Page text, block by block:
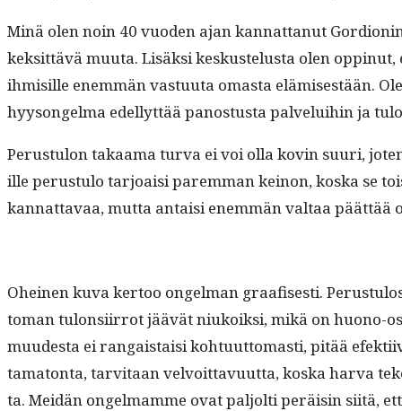
Minä olen noin 40 vuo­den ajan kan­nat­tanut
kek­sit­tävä muu­ta. Lisäk­si keskustelus­ta olen
ihmisille enem­män vas­tu­u­ta omas­ta elämis­es­tään.
hyysongel­ma edel­lyt­tää panos­tus­ta palvelui­hin ja
Perus­tu­lon takaa­ma tur­va ei voi olla kovin suuri,
ille perus­tu­lo tar­joaisi parem­man keinon, kos­ka se
kan­nat­tavaa, mut­ta antaisi enem­män val­taa päät­tää
Oheinen kuva ker­too ongel­man graafis­es­ti.
toman tulon­si­ir­rot jäävät niukoik­si, mikä on huono-
muud­es­ta ei ran­gais­taisi kohtu­ut­tomasti, pitää
tam­a­ton­ta, tarvi­taan velvoit­tavu­ut­ta, kos­ka har­va
ta. Mei­dän ongel­mamme ovat paljolti peräisin siitä,